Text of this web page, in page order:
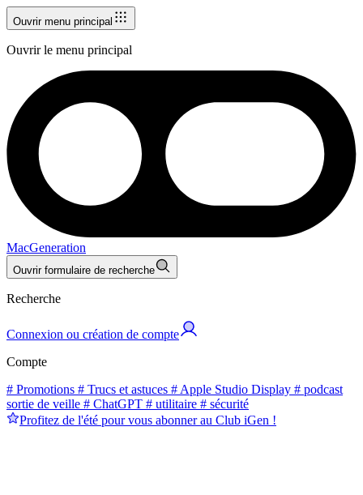
Ouvrir menu principal
Ouvrir le menu principal
MacGeneration
Ouvrir formulaire de recherche
Recherche
Connexion ou création de compte
Compte
# Promotions # Trucs et astuces # Apple Studio Display # podcast
sortie de veille # ChatGPT # utilitaire # sécurité
Profitez de l'été pour vous abonner au Club iGen !